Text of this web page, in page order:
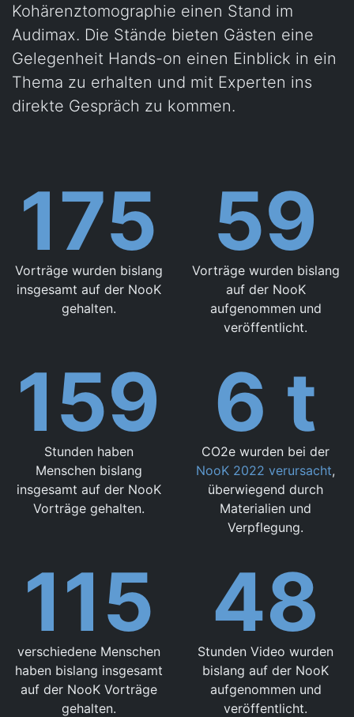
Kohärenztomographie einen Stand im
Audimax. Die Stände bieten Gästen eine
Gelegenheit Hands-on einen Einblick in ein
Thema zu erhalten und mit Experten ins
direkte Gespräch zu kommen.
175
Vorträge wurden bislang
insgesamt auf der NooK
gehalten.
59
Vorträge wurden bislang
auf der NooK
aufgenommen und
veröffentlicht.
159
Stunden haben
Menschen bislang
insgesamt auf der NooK
Vorträge gehalten.
6 t
CO2e wurden bei der
NooK 2022 verursacht,
überwiegend durch
Materialien und
Verpflegung.
115
verschiedene Menschen
haben bislang insgesamt
auf der NooK Vorträge
gehalten.
48
Stunden Video wurden
bislang auf der NooK
aufgenommen und
veröffentlicht.